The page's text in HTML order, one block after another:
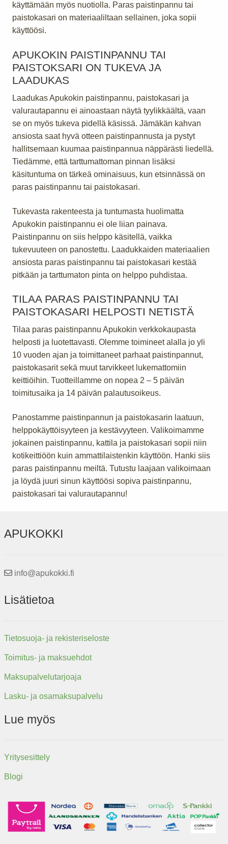
käyttämään myös nuotiolla. Paras paistinpannu tai
paistokasari on materiaaliltaan sellainen, joka sopii
käyttöösi.
APUKOKIN PAISTINPANNU TAI
PAISTOKSARI ON TUKEVA JA
LAADUKAS
Laadukas Apukokin paistinpannu, paistokasari ja
valurautapannu ei ainoastaan näytä tyylikkäältä, vaan
se on myös tukeva pidellä käsissä. Jämäkän kahvan
ansiosta saat hyvä otteen paistinpannusta ja pystyt
hallitsemaan kuumaa paistinpannua näppärästi liedellä.
Tiedämme, että tarttumattoman pinnan lisäksi
käsituntuma on tärkeä ominaisuus, kun etsinnässä on
paras paistinpannu tai paistokasari.
Tukevasta rakenteesta ja tuntumasta huolimatta
Apukokin paistinpannu ei ole liian painava.
Paistinpannu on siis helppo käsitellä, vaikka
tukevuuteen on panostettu. Laadukkaiden materiaalien
ansiosta paras paistinpannu tai paistokasari kestää
pitkään ja tarttumaton pinta on helppo puhdistaa.
TILAA PARAS PAISTINPANNU TAI
PAISTOKASARI HELPOSTI NETISTÄ
Tilaa paras paistinpannu Apukokin verkkokaupasta
helposti ja luotettavasti. Olemme toimineet alalla jo yli
10 vuoden ajan ja toimittaneet parhaat paistinpannut,
paistokasarit sekä muut tarvikkeet lukemattomiin
keittiöihin. Tuotteillamme on nopea 2 – 5 päivän
toimitusaika ja 14 päivän palautusoikeus.
Panostamme paistinpannun ja paistokasarin laatuun,
helppokäyttöisyyteen ja kestävyyteen. Valikoimamme
jokainen paistinpannu, kattila ja paistokasari sopii niin
kotikeittiöön kuin ammattilaistenkin käyttöön. Hanki siis
paras paistinpannu meiltä. Tutustu laajaan valikoimaan
ja löydä juuri sinun käyttöösi sopiva paistinpannu,
paistokasari tai valurautapannu!
APUKOKKI
info@apukokki.fi
Lisätietoa
Tietosuoja- ja rekisteriseloste
Toimitus- ja maksuehdot
Maksupalvelutarjoaja
Lasku- ja osamaksupalvelu
Lue myös
Yritysesittely
Blogi